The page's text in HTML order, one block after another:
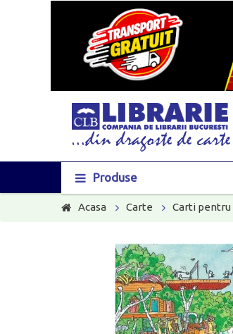
Produse
Acasa Carte Carti pentru